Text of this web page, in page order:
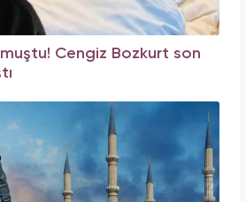
Cengiz Bozkurt son